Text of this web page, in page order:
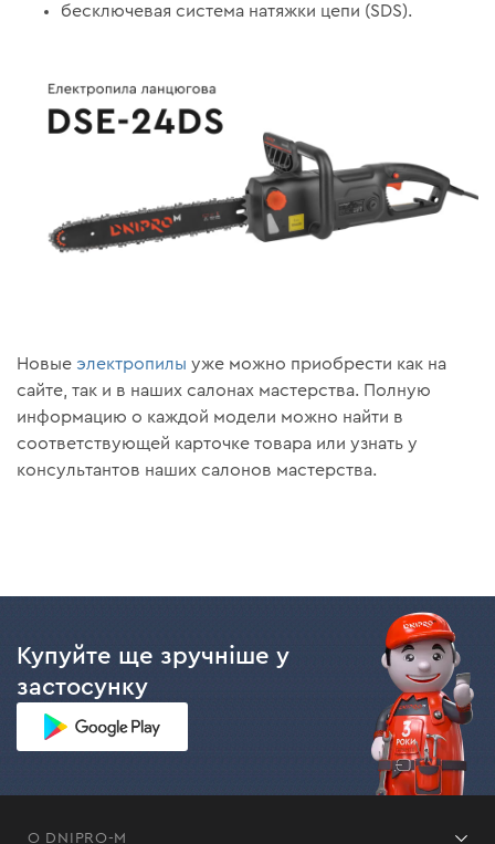
бесключевая система натяжки цепи (SDS).
Новые электропилы уже можно приобрести как на
сайте, так и в наших салонах мастерства. Полную
информацию о каждой модели можно найти в
соответствующей карточке товара или узнать у
консультантов наших салонов мастерства.
Купуйте ще зручніше у
застосунку
О DNIPRO-M